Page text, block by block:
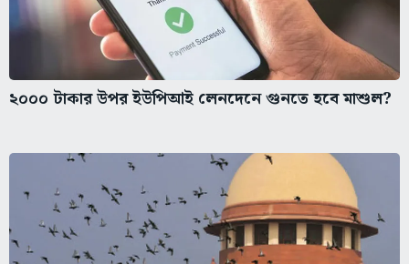
২০০০ টাকার উপর ইউপিআই লেনদেনে গুনতে হবে মাশুল?